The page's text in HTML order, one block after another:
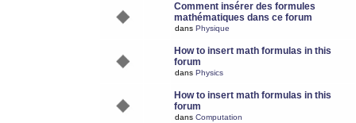
Comment insérer des formules
mathématiques dans ce forum
dans Physique
How to insert math formulas in this
forum
dans Physics
How to insert math formulas in this
forum
dans Computation